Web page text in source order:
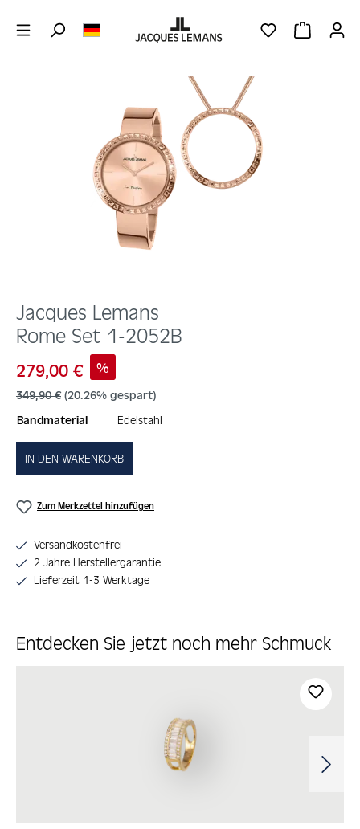
DU HAST 0
Jacques Lemans
Rome Set 1-2052B
279,00 € %
Regulärer Preis:
349,90 € (20.26% gespart)
Bandmaterial Edelstahl
IN DEN WARENKORB
Zum Merkzettel hinzufügen
Versandkostenfrei
2 Jahre Herstellergarantie
Lieferzeit 1-3 Werktage
Entdecken Sie jetzt noch mehr Schmuck